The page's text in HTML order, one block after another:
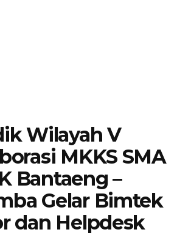
Wilayah V
MKKS SMA
Bantaeng –
Gelar Bimtek
dan Helpdesk